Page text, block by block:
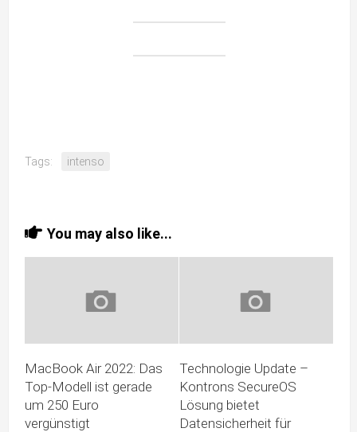
Tags: intenso
You may also like...
MacBook Air 2022: Das
Top-Modell ist gerade
um 250 Euro
vergünstigt
Technologie Update –
Kontrons SecureOS
Lösung bietet
Datensicherheit für